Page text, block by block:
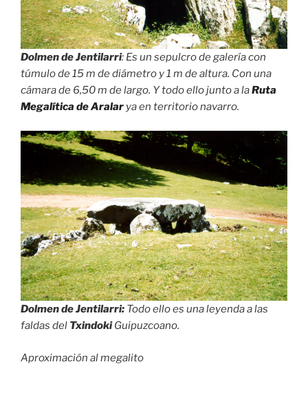
Dolmen de Jentilarri: Es un sepulcro de galería con
túmulo de 15 m de diámetro y 1 m de altura. Con una
cámara de 6,50 m de largo. Y todo ello junto a laRuta
Megalítica de Aralar ya en territorio navarro.
Dolmen de Jentilarri: Todo ello es una leyenda a las
faldas del TxindokiGuipuzcoano.
Aproximación al megalito